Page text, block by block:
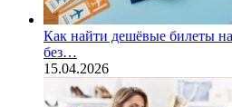
Как найти дешёвые билеты
без…
15.04.2026